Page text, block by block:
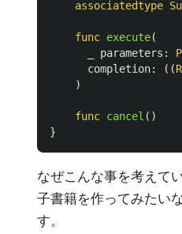
associatedtype
func execute(
parameters :
completion: ((
)
func cancel ()
}
なぜこんな事を考えて
子書籍を作ってみたい
す。